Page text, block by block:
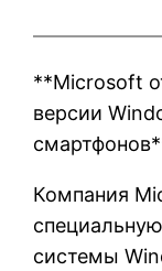
**Microsoft
версии
Компания
системы